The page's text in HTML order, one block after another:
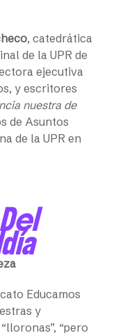
, catedrática
de la UPR de
ejecutiva
y escritores
nuestra de
de Asuntos
de la UPR en
Del
Educamos
y
“pero